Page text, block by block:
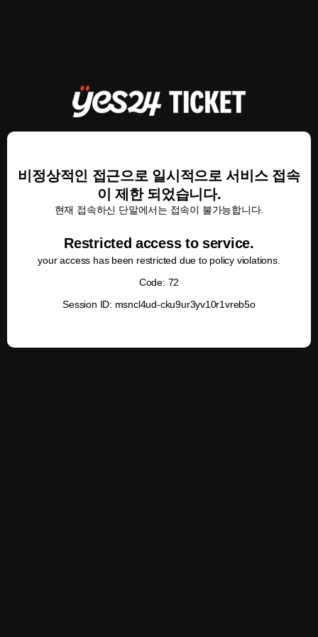
비정상적인 접근으로 일시적으로 서비스 접속
이 제한 되었습니다.
현재 접속하신 단말에서는 접속이 불가능합니다.
Restricted access to service.
your access has been restricted due to policy violations.
Code: 72
Session ID: msncl4ud-cku9ur3yv10r1vreb5o